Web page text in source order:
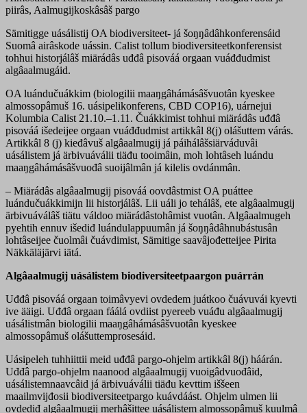
piirâs, Aalmugijkoskâsâš pargo
Sämitigge uásálistij OA biodiversiteet- já šoŋŋâdâhkonferensáid
Suomâ airâskode uássin. Calist tollum biodiversiteetkonferensist
tohhui historjálâš miärádâs uđđâ pisováá orgaan vuáđđudmist
algâaalmugáid.
OA luándučuákkim (biologilii maaŋgâhámásâšvuotân kyeskee
almossopâmuš 16. uásipelikonferens, CBD COP16), uárnejui
Kolumbia Calist 21.10.–1.11. Čuákkimist tohhui miärádâs uđđâ
pisováá išedeijee orgaan vuáđđudmist artikkâl 8(j) olášuttem várás.
Artikkâl 8 (j) kieđâvuš algâaalmugij já páihálâšsiärváduvâi
uásálistem já ärbivuáválii tiäđu tooimâin, moh lohtâseh luándu
maaŋgâhámásâšvuođâ suoijâlmân já kilelis ovdánmân.
– Miärádâs algâaalmugij pisováá oovdâstmist OA puáttee
luándučuákkimijn lii historjálâš. Lii uáli jo tehálâš, ete algâaalmugij
ärbivuáválâš tiätu váldoo miärádâstohâmist vuotân. Algâaalmugeh
pyehtih ennuv išediđ luándulappuumân já šoŋŋâdâhnubástusân
lohtâseijee čuolmâi čuávdimist, Sämitige saavâjođetteijee Pirita
Näkkäläjärvi iätá.
Algâaalmugij uásálistem biodiversiteetpaargon puárrán
Uđđâ pisováá orgaan toimâvyevi ovdedem juátkoo čuávuvái kyevti
ive ääigi. Uđđâ orgaan fáálá ovdiist pyereeb vuáđu algâaalmugij
uásálistmân biologilii maaŋgâhámásâšvuotân kyeskee
almossopâmuš olášuttemprosesáid.
Uásipeleh tuhhiittii meid uđđâ pargo-ohjelm artikkâl 8(j) háárán.
Uđđâ pargo-ohjelm naanood algâaalmugij vuoigâdvuođâid,
uásálistemnaavcâid já ärbivuáválii tiäđu kevttim iššeen
maailmvijđosii biodiversiteetpargo kuávdáást. Ohjelm ulmen lii
ovdediđ algâaalmugij merhâšittee uásálistem almossopâmuš kuulmâ